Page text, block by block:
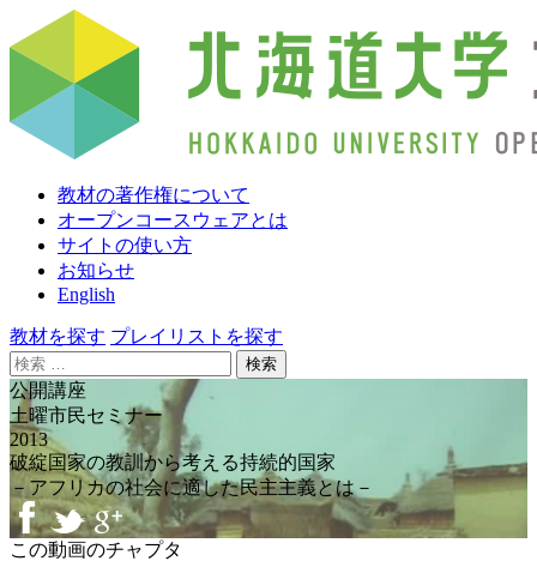
教材の著作権について
オープンコースウェアとは
サイトの使い方
お知らせ
English
教材を探す プレイリストを探す
検
索:
公開講座
土曜市民セミナー
2013
破綻国家の教訓から考える持続的国家
－アフリカの社会に適した民主主義とは－
この動画のチャプタ